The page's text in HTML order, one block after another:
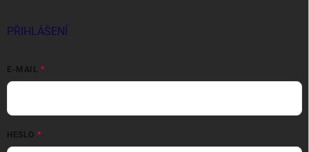
PŘIHLÁŠENÍ
E-MAIL
HESLO